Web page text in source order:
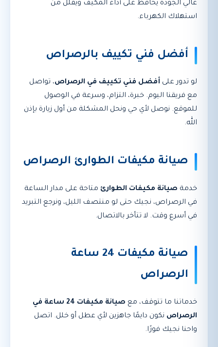
عالي الجودة يحافظ على أداء المكيف ويقلل من
استهلاك الكهرباء.
أفضل فني تكييف بالرصراص
لو تدور على أفضل فني تكييف في الرصراص، تواصل
مع فريقنا اليوم. خبرة، التزام، وسرعة في الوصول
للموقع. نوصل لأي حي ونحل المشكلة من أول زيارة بإذن
الله.
صيانة مكيفات الطوارئ الرصراص
خدمة صيانة مكيفات الطوارئ متاحة على مدار الساعة
في الرصراص، نجيك حتى لو منتصف الليل، ونرجع التبريد
في أسرع وقت. لا تتأخر بالاتصال.
صيانة مكيفات 24 ساعة
الرصراص
خدماتنا ما تتوقف، مع
صيانة مكيفات 24 ساعة في
الرصراص نكون دايمًا جاهزين لأي عطل أو خلل. اتصل
واحنا نجيك فورًا.